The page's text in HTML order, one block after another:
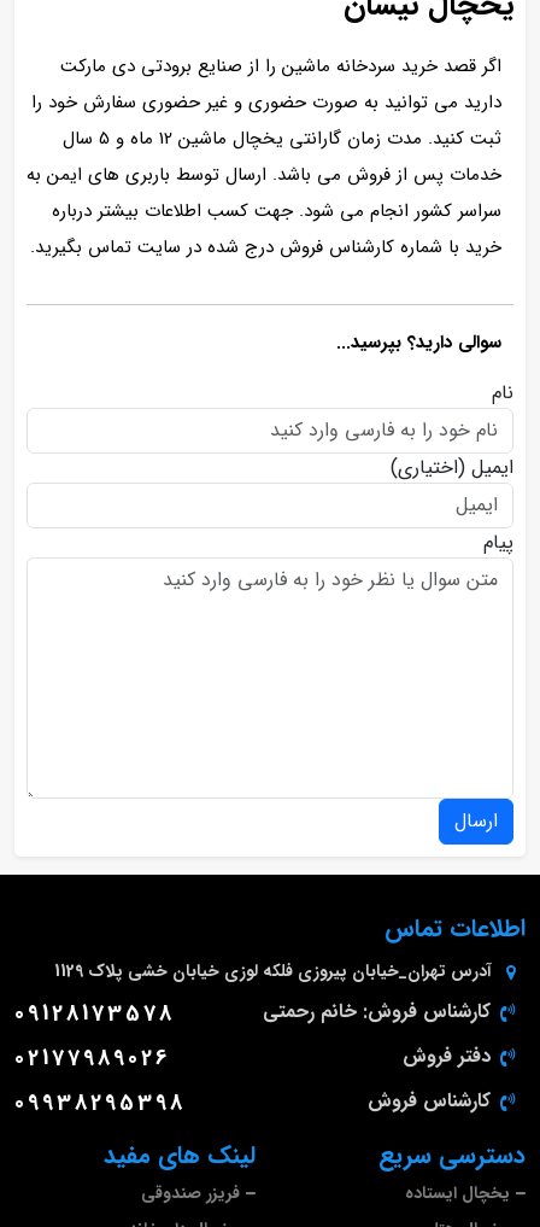
اگر قصد خرید سردخانه ماشین را از صنایع برودتی دی مارکت
دارید می توانید به صورت حضوری و غیر حضوری سفارش خود را
ثبت کنید. مدت زمان گارانتی یخچال ماشین 12 ماه و 5 سال
خدمات پس از فروش می باشد. ارسال توسط باربری های ایمن به
سراسر کشور انجام می شود. جهت کسب اطلاعات بیشتر درباره
خرید با شماره کارشناس فروش درج شده در سایت تماس بگیرید.
سوالی دارید؟ بپرسید...
نام
ایمیل (اختیاری)
پیام
ارسال
لینک های مفید
فریزر صندوقی
دسترسی سریع
یخچال ایستاده
اطلاعات تماس
آدرس تهران_خیابان پیروزی فلکه لوزی خیابان خشی پلاک 1129
کارشناس فروش: خانم رحمتی 09128173578
دفتر فروش 02177989026
کارشناس فروش 09938295398